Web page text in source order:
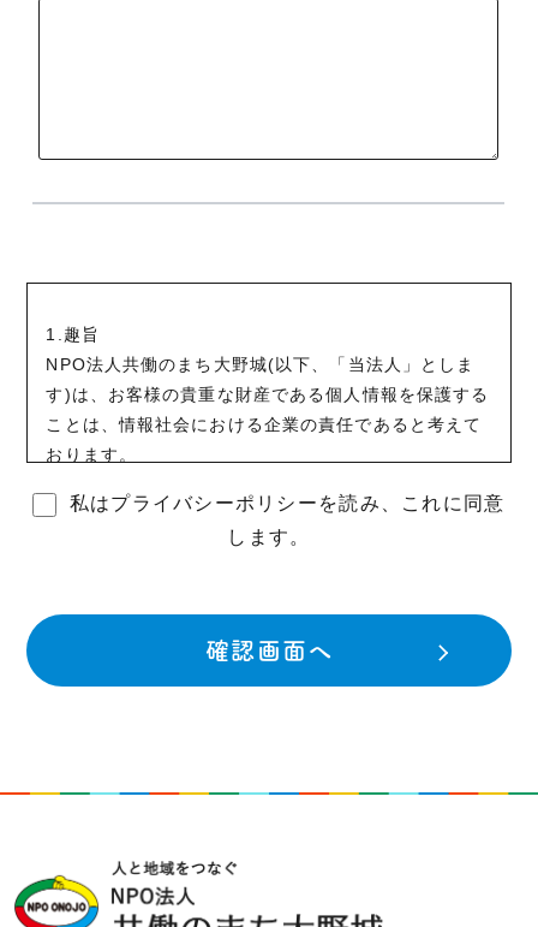
1.趣旨
NPO法人共働のまち大野城(以下、「当法人」としま
す)は、お客様の貴重な財産である個人情報を保護する
ことは、情報社会における企業の責任であると考えて
おります。
て、お客様よりお預かりした個人情報の適切な管理お
よび保護に努めてまいります。
個人情報とは、氏名・電話番号・メールアドレス・勤
務先・依頼内容等、個人に関する情報で、これらのう
以下の目的で利用させていただきます。
(イ) お客様の依頼に基づく職務遂行のため
私はプライバシーポリシーを読み、これに同意
します。